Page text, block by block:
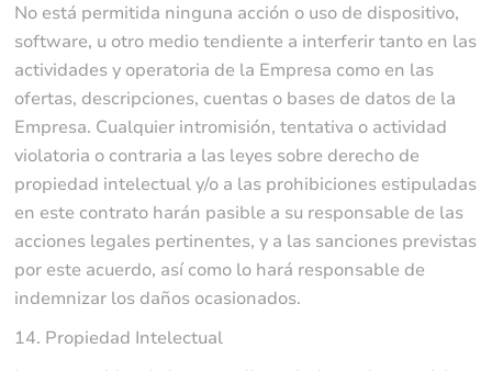
No está permitida ninguna acción o uso de dispositivo,
software, u otro medio tendiente a interferir tanto en las
actividades y operatoria de la Empresa como en las
ofertas, descripciones, cuentas o bases de datos de la
Empresa. Cualquier intromisión, tentativa o actividad
violatoria o contraria a las leyes sobre derecho de
propiedad intelectual y/o a las prohibiciones estipuladas
en este contrato harán pasible a su responsable de las
acciones legales pertinentes, y a las sanciones previstas
por este acuerdo, así como lo hará responsable de
indemnizar los daños ocasionados.
14. Propiedad Intelectual